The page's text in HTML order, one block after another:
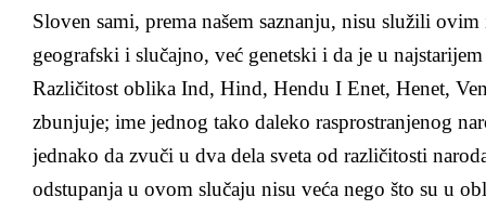
Sloven sami, prema našem saznanju, nisu služili
geografski i slučajno, već genetski i da je u
Različitost oblika Ind, Hind, Hendu I Enet, Henet,
zbunjuje; ime jednog tako daleko rasprostranjenog
jednako da zvuči u dva dela sveta od različitosti
odstupanja u ovom slučaju nisu veća nego što su u